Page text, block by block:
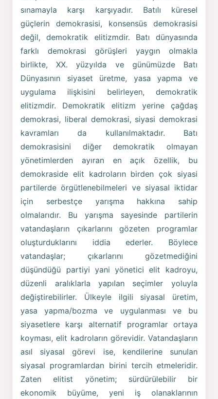
sınamayla karşı karşıyadır. Batılı küresel
güçlerin demokrasisi, konsensüs demokrasisi
değil, demokratik elitizmdir. Batı dünyasında
farklı demokrasi görüşleri yaygın olmakla
birlikte, XX. yüzyılda ve günümüzde Batı
Dünyasının siyaset üretme, yasa yapma ve
uygulama ilişkisini belirleyen, demokratik
elitizmdir. Demokratik elitizm yerine çağdaş
demokrasi, liberal demokrasi, siyasi demokrasi
kavramları da kullanılmaktadır. Batı
demokrasisini diğer demokratik olmayan
yönetimlerden ayıran en açık özellik, bu
demokraside elit kadroların birden çok siyasi
partilerde örgütlenebilmeleri ve siyasal iktidar
için serbestçe yarışma hakkına sahip
olmalarıdır. Bu yarışma sayesinde partilerin
vatandaşların çıkarlarını gözeten programlar
oluşturduklarını iddia ederler. Böylece
vatandaşlar; çıkarlarını gözetmediğini
düşündüğü partiyi yani yönetici elit kadroyu,
düzenli aralıklarla yapılan seçimler yoluyla
değiştirebilirler. Ülkeyle ilgili siyasal üretim,
yasa yapma/bozma ve uygulanması ve bu
siyasetlere karşı alternatif programlar ortaya
koyması, elit kadroların görevidir. Vatandaşların
asıl siyasal görevi ise, kendilerine sunulan
siyasal programlardan birini tercih etmeleridir.
Zaten elitist yönetim; sürdürülebilir bir
ekonomik büyüme, yeni iş olanaklarının